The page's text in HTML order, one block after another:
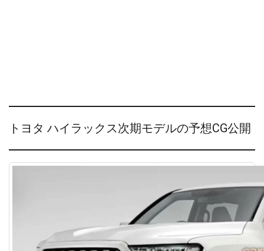
トヨタ ハイラックス次期モデルの予想CG公開